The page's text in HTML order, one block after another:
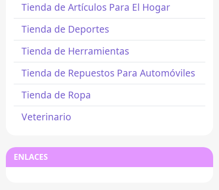
Tienda de Artículos Para El Hogar
Tienda de Deportes
Tienda de Herramientas
Tienda de Repuestos Para Automóviles
Tienda de Ropa
Veterinario
ENLACES